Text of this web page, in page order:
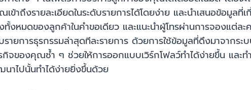
าถึงรายละเอียดในระดับรายการได้โดยง่าย และนำเสนอข้อมูล
ทั้งหมดของลูกค้าในคำขอเดียว และแนะนำผู้โทรผ่านการจองแต่
ายการธุรกรรมล่าสุดทีละรายการ ด้วยการใช้ข้อมูลที่ดึงมาจากร
กิจของคุณซ้ำ ๆ ช่วยให้การออกแบบเวิร์กโฟลว์ทำได้ง่ายขึ้น แล
าไปนั้นทำได้ง่ายยิ่งขึ้นด้วย